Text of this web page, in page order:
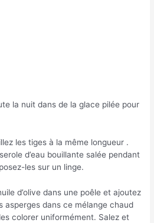
la nuit dans de la glace pilée pour
les tiges à la même longueur .
d’eau bouillante salée pendant
les sur un linge.
d’olive dans une poêle et ajoutez
asperges dans ce mélange chaud
colorer uniformément. Salez et